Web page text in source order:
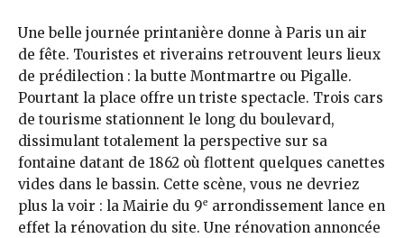
Une belle journée printanière donne à Paris un air
de fête. Touristes et riverains retrouvent leurs lieux
de prédilection : la butte Montmartre ou Pigalle.
Pourtant la place offre un triste spectacle. Trois cars
de tourisme stationnent le long du boulevard,
dissimulant totalement la perspective sur sa
fontaine datant de 1862 où flottent quelques canettes
vides dans le bassin. Cette scène, vous ne devriez
plus la voir : la Mairie du 9e arrondissement lance en
effet la rénovation du site. Une rénovation annoncée